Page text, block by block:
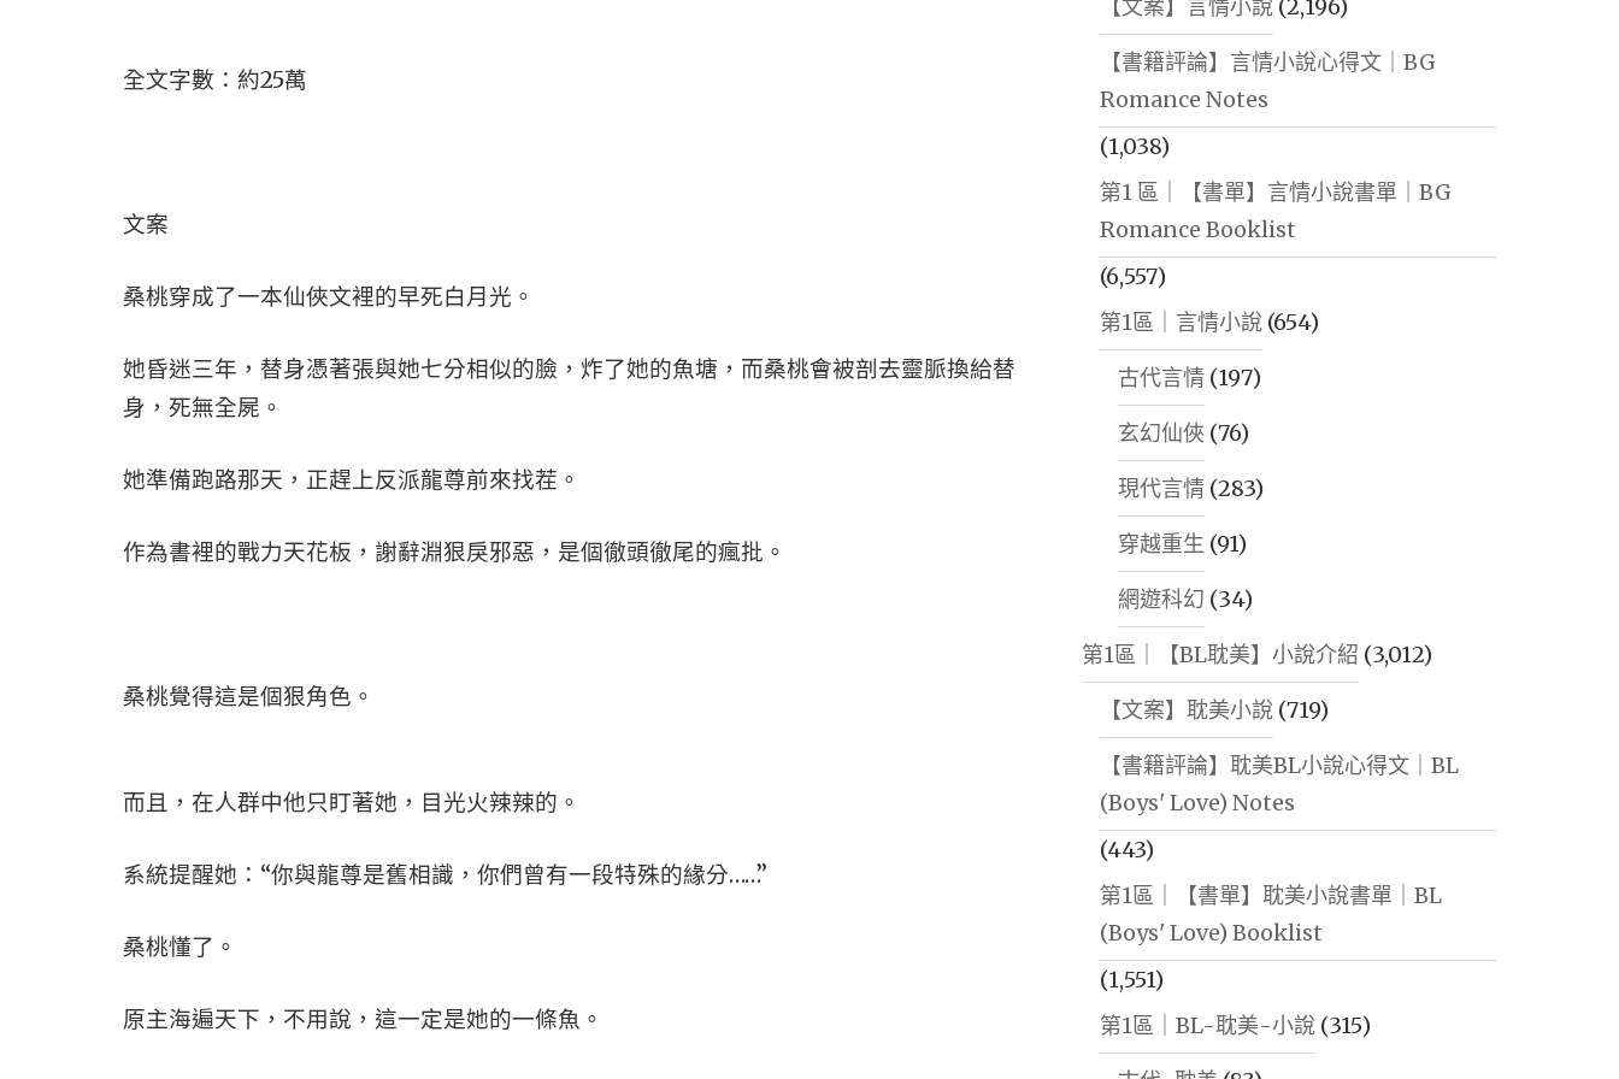
全文字數：約25萬
文案
桑桃穿成了一本仙俠文裡的早死白月光。
她昏迷三年，替身憑著張與她七分相似的臉，炸了她的魚塘，而桑桃會被剖去靈脈換給替
身，死無全屍。
她準備跑路那天，正趕上反派龍尊前來找茬。
作為書裡的戰力天花板，謝辭淵狠戾邪惡，是個徹頭徹尾的瘋批。
桑桃覺得這是個狠角色。
而且，在人群中他只盯著她，目光火辣辣的。
系統提醒她：“你與龍尊是舊相識，你們曾有一段特殊的緣分……”
桑桃懂了。
原主海遍天下，不用說，這一定是她的一條魚。
【文案】言情小說(2,196)
【書籍評論】言情小說心得文｜BG
Romance Notes
(1,038)
第1 區｜【書單】言情小說書單｜BG
Romance Booklist
(6,557)
第1區｜言情小說(654)
古代言情(197)
玄幻仙俠 (76)
現代言情(283)
穿越重生 (91)
網遊科幻 (34)
第1區｜【BL耽美】小說介紹 (3,012)
【文案】耽美小說(719)
【書籍評論】耽美BL小說心得文｜BL
(Boys' Love) Notes
(443)
第1區｜【書單】耽美小說書單｜BL
(Boys' Love) Booklist
(1,551)
第1區｜BL-耽美-小說(315)